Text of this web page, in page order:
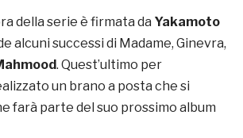
della serie è firmata da Yakamoto
alcuni successi di Madame, Ginevra,
. Quest’ultimo per
un brano a posta che si
farà parte del suo prossimo album